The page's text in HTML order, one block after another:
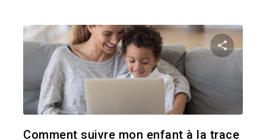
Comment suivre mon enfant à la trace